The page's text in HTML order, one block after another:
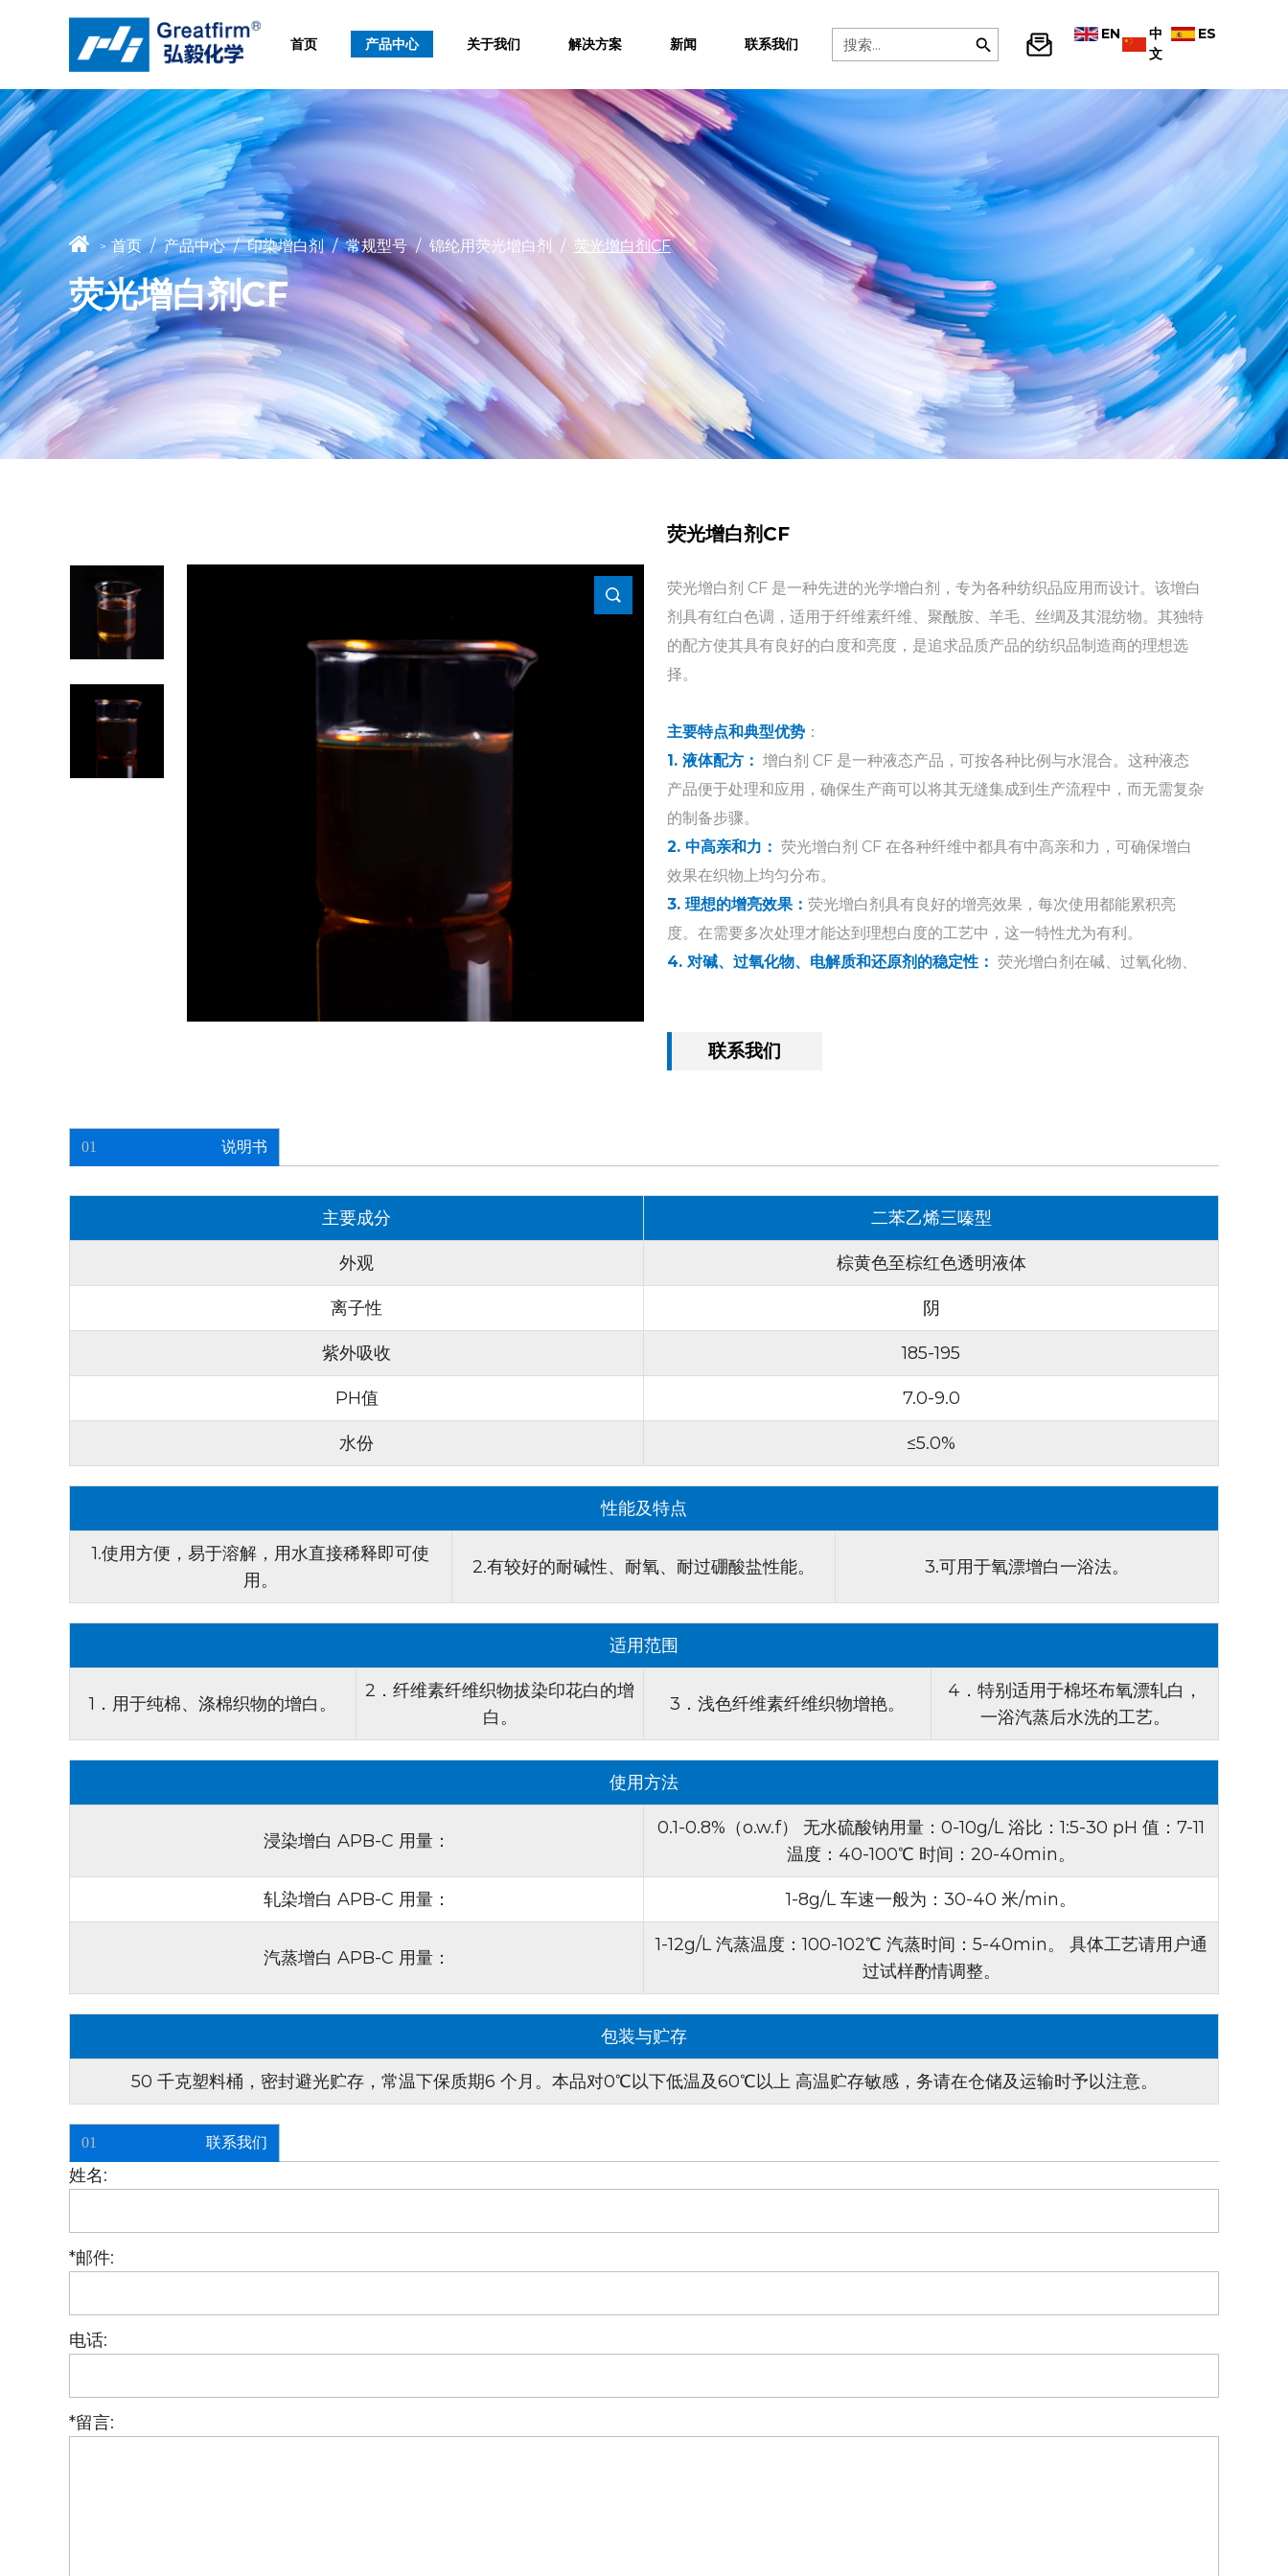
首页 产品中心 关于我们 解决方案 新闻 联系我们
EN
中
文
ES
> 首页 / 产品中心 / 印染增白剂 / 常规型号 / 锦纶用荧光增白剂 / 荧光增白剂CF
荧光增白剂CF
荧光增白剂CF
荧光增白剂 CF 是一种先进的光学增白剂，专为各种纺织品应用而设计。该增白
剂具有红白色调，适用于纤维素纤维、聚酰胺、羊毛、丝绸及其混纺物。其独特
的配方使其具有良好的白度和亮度，是追求品质产品的纺织品制造商的理想选
择。
主要特点和典型优势 ：
1. 液体配方： 增白剂 CF 是一种液态产品，可按各种比例与水混合。这种液态
产品便于处理和应用，确保生产商可以将其无缝集成到生产流程中，而无需复杂
的制备步骤。
2. 中高亲和力： 荧光增白剂 CF 在各种纤维中都具有中高亲和力，可确保增白
效果在织物上均匀分布。
3. 理想的增亮效果： 荧光增白剂具有良好的增亮效果，每次使用都能累积亮
度。在需要多次处理才能达到理想白度的工艺中，这一特性尤为有利。
4. 对碱、过氧化物、电解质和还原剂的稳定性： 荧光增白剂在碱、过氧化物、
产品优势：
1. 操作简单：
白效果。它与此类工艺的兼容性可确保生产商在不影响织物质量的前提下达到理
想的增白效果。
荧光增白剂CF 具有良好的耐洗牢度，可确保经过处理的织
该增白剂能够提供高水平亮白度，因此对专注于生产纺织品的制
造商特别有吸引力。
荧光增白剂 CF 可有效地用于不连续漂白工艺，尤其是过
氧化氢漂白。这种灵活性使生产商能够针对其特定织物和应用选择合适的处理方
法。
该助剂同样适用于还原性不连续漂白工艺，为实
7. 用于白色印花浆料的添加：
印花纺织品的视觉吸引力和鲜艳度。这种多功能性扩大了其应用范围，使其成为
纺织设计师和制造商的宝贵工具。
产品特性：
1. 外观：
该产品具有阴离子特性，可确保与各种纺织助剂和染料兼容。这
一特性对于在不同应用中实现一致的效果至关重要。
3. 紫外线吸收性：荧光增白剂 CF 可吸收 185-195 纳米波长范围内的紫外线，
从而提高织物对紫外线的反射率，增强增白效果。
产品应用：
它在纤维素纤维的增白过程中非常有效，可确保这些织物达到
高亮度和理想视觉效果。
2. 聚酰胺、羊毛和丝绸： 荧光增白剂 CF 用途广泛，可用于聚酰胺、羊毛和丝
绸织物，为纺织品制造商提供了多种选择。
它适用于排气工艺，对许多追求织物白度的制造商来讲，这款增
白剂是一款不错选择。
联系我们
01 说明书
主要成分 二苯乙烯三嗪型
外观 棕黄色至棕红色透明液体
离子性 阴
紫外吸收 185-195
PH值 7.0-9.0
水份 ≤5.0%
性能及特点
1.使用方便，易于溶解，用水直接稀释即可使
用。
2.有较好的耐碱性、耐氧、耐过硼酸盐性能。 3.可用于氧漂增白一浴法。
适用范围
1．用于纯棉、涤棉织物的增白。
2．纤维素纤维织物拔染印花白的增
白。
3．浅色纤维素纤维织物增艳。
4．特别适用于棉坯布氧漂轧白，
一浴汽蒸后水洗的工艺。
使用方法
浸染增白 APB-C 用量：
0.1-0.8%（o.w.f） 无水硫酸钠用量：0-10g/L 浴比：1:5-30 pH 值：7-11
温度：40-100℃ 时间：20-40min。
轧染增白 APB-C 用量： 1-8g/L 车速一般为：30-40 米/min。
汽蒸增白 APB-C 用量：
1-12g/L 汽蒸温度：100-102℃ 汽蒸时间：5-40min。 具体工艺请用户通
过试样酌情调整。
包装与贮存
50 千克塑料桶，密封避光贮存，常温下保质期6 个月。本品对0℃以下低温及60℃以上 高温贮存敏感，务请在仓储及运输时予以注意。
01 联系我们
姓名:
*邮件:
电话:
*留言: